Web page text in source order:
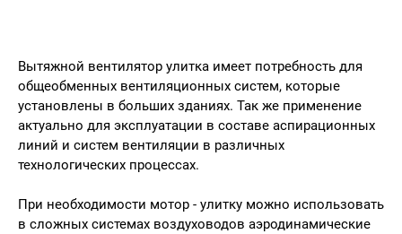
Вытяжной вентилятор улитка имеет потребность для
общеобменных вентиляционных систем, которые
установлены в больших зданиях. Так же применение
актуально для эксплуатации в составе аспирационных
линий и систем вентиляции в различных
технологических процессах.
При необходимости мотор - улитку можно использовать
в сложных системах воздуховодов аэродинамические